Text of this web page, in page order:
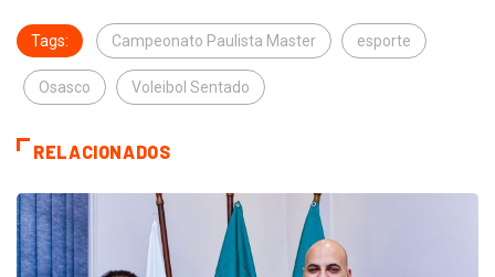
Tags: Campeonato Paulista Master esporte
Osasco Voleibol Sentado
RELACIONADOS